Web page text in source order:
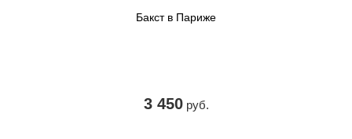
Бакст в Париже
3 450руб.